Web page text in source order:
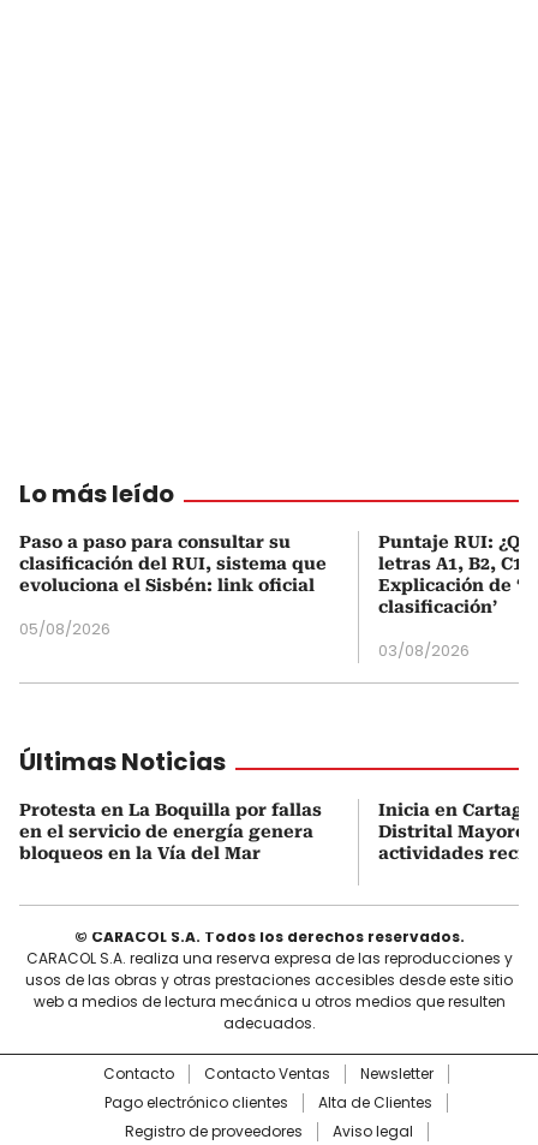
Lo más leído
Paso a paso para consultar su
clasificación del RUI, sistema que
evoluciona el Sisbén: link oficial
05/08/2026
Puntaje RUI:
letras A1, B2, C1
Explicación de
clasificación’
03/08/2026
Últimas Noticias
Protesta en La Boquilla por fallas
en el servicio de energía genera
bloqueos en la Vía del Mar
Inicia en
Distrital Mayores
actividades
© CARACOL S.A. Todos los derechos reservados.
CARACOL S.A. realiza una reserva expresa de las reproducciones y
usos de las obras y otras prestaciones accesibles desde este sitio
web a medios de lectura mecánica u otros medios que resulten
adecuados.
Contacto Contacto Ventas
Newsletter
Pago electrónico clientes
Alta de Clientes
Registro de proveedores
Aviso legal